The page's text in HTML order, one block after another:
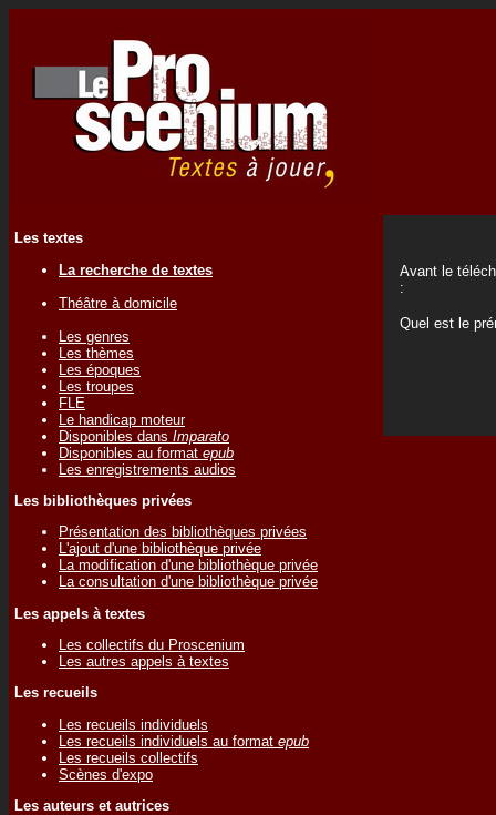
Les textes
La recherche de textes
Théâtre à domicile
Les genres
Les thèmes
Les époques
Les troupes
FLE
Le handicap moteur
Disponibles dans Imparato
Disponibles au format epub
Les enregistrements audios
Les bibliothèques privées
Présentation des bibliothèques privées
L'ajout d'une bibliothèque privée
La modification d'une bibliothèque privée
La consultation d'une bibliothèque privée
Les appels à textes
Les collectifs du Proscenium
Les autres appels à textes
Les recueils
Les recueils individuels
Les recueils individuels au format epub
Les recueils collectifs
Scènes d'expo
Les auteurs et autrices
Avant le
:
Quel est le